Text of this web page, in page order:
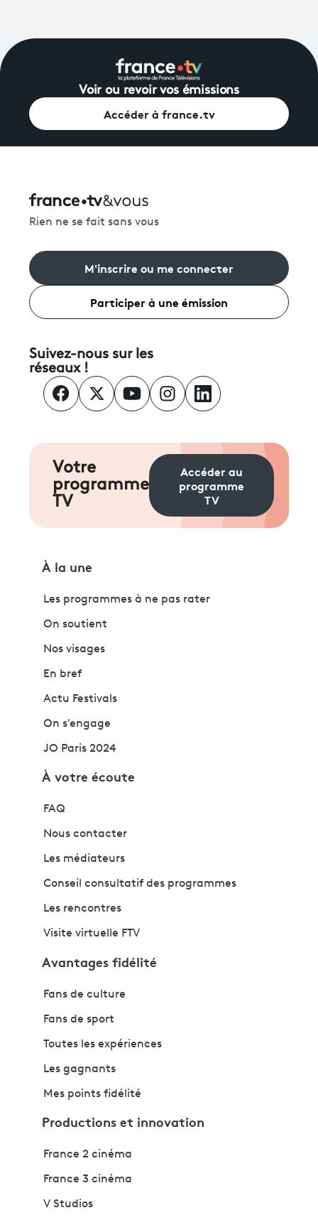
Voir ou revoir vos émissions
Accéder à france.tv
Rien ne se fait sans vous
M'inscrire ou me connecter
Participer à une émission
Suivez-nous sur les
réseaux !
Votre
programme
TV
Accéder au
programme
TV
À la une
Les programmes à ne pas rater
On soutient
Nos visages
En bref
Actu Festivals
On s'engage
JO Paris 2024
À votre écoute
FAQ
Nous contacter
Les médiateurs
Conseil consultatif des programmes
Les rencontres
Visite virtuelle FTV
Avantages fidélité
Fans de culture
Fans de sport
Toutes les expériences
Les gagnants
Mes points fidélité
Productions et innovation
France 2 cinéma
France 3 cinéma
V Studios